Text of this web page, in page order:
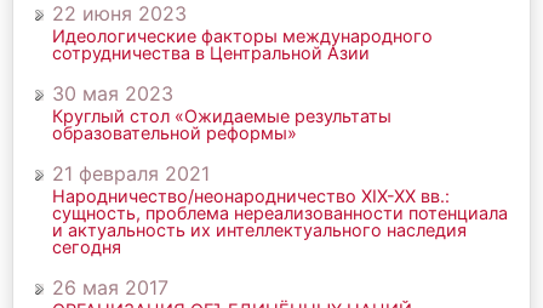
22 июня 2023
Идеологические факторы международного
сотрудничества в Центральной Азии
30 мая 2023
Круглый стол «Ожидаемые результаты
образовательной реформы»
21 февраля 2021
Народничество/неонародничество ХIХ-ХХ вв.:
сущность, проблема нереализованности потенциала
и актуальность их интеллектуального наследия
сегодня
26 мая 2017